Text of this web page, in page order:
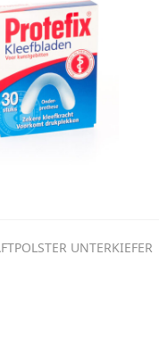
UNTERKIEFER